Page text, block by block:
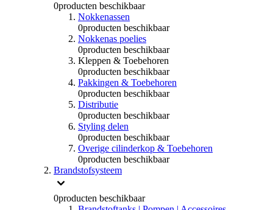
0producten beschikbaar
Nokkenassen
0producten beschikbaar
Nokkenas poelies
0producten beschikbaar
Kleppen & Toebehoren
0producten beschikbaar
Pakkingen & Toebehoren
0producten beschikbaar
Distributie
0producten beschikbaar
Styling delen
0producten beschikbaar
Overige cilinderkop & Toebehoren
0producten beschikbaar
Brandstofsysteem
0producten beschikbaar